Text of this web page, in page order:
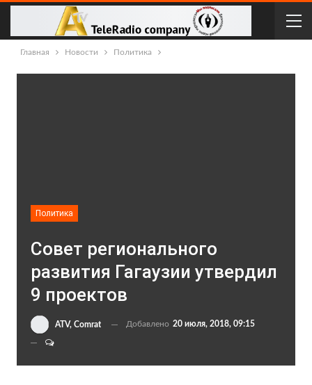
Главная Новости Политика
Политика
Совет регионального
развития Гагаузии утвердил
9 проектов
ATV, Comrat Добавлено 20 июля, 2018, 09:15